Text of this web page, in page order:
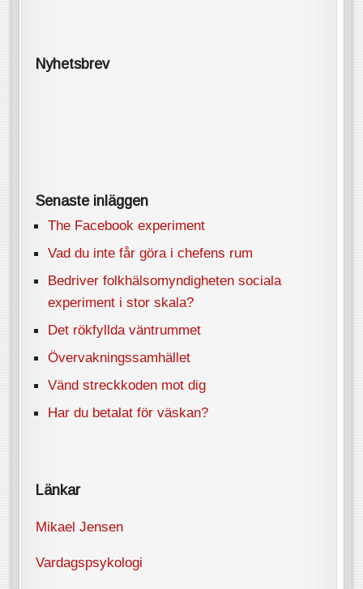
Nyhetsbrev
Senaste inläggen
The Facebook experiment
Vad du inte får göra i chefens rum
Bedriver folkhälsomyndigheten sociala
experiment i stor skala?
Det rökfyllda väntrummet
Övervakningssamhället
Vänd streckkoden mot dig
Har du betalat för väskan?
Länkar
Mikael Jensen
Vardagspsykologi